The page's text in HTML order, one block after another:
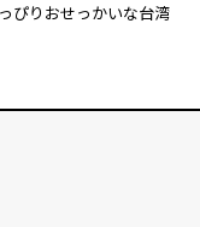
ぴりおせっかいな台湾